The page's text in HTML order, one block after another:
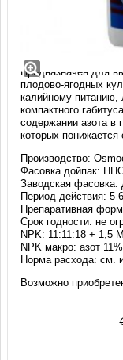
Удобрение
мес. (11-11-
Обеспечивает
Предназначен для
плодово-ягодных
калийному питанию,
компактного
содержании азота в
которых
Производство:
Фасовка дойпак:
Заводская фасовка:
Период действия: 5-
Препаративная
Срок годности: не
NPK: 11:11:18 + 1,5
NPK макро: азот
Норма расхода: см.
Возможно